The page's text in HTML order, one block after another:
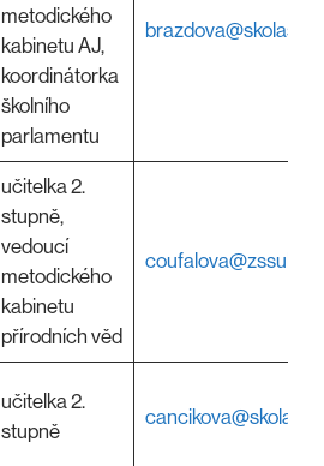
metodického
kabinetu AJ,
koordinátorka
školního
parlamentu
učitelka 2.
stupně,
vedoucí
metodického
kabinetu
přírodních věd
učitelka 2.
stupně